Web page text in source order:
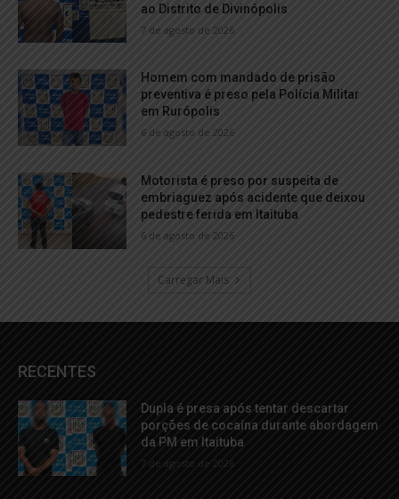
ao Distrito de Divinópolis
7 de agosto de 2026
Homem com mandado de prisão
preventiva é preso pela Polícia Militar
em Rurópolis
6 de agosto de 2026
Motorista é preso por suspeita de
embriaguez após acidente que deixou
pedestre ferida em Itaituba
6 de agosto de 2026
Carregar Mais
RECENTES
Dupla é presa após tentar descartar
porções de cocaína durante abordagem
da PM em Itaituba
7 de agosto de 2026